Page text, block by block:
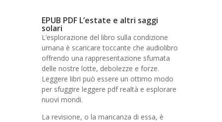
EPUB PDF L’estate e altri saggi
solari
L’esplorazione del libro sulla condizione
umana è scaricare toccante che audiolibro
offrendo una rappresentazione sfumata
delle nostre lotte, debolezze e forze.
Leggere libri può essere un ottimo modo
per sfuggire leggere pdf realtà e esplorare
nuovi mondi.
La revisione, o la mancanza di essa, è